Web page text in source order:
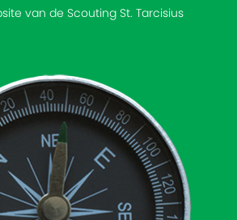
van de Scouting St. Tarcisius